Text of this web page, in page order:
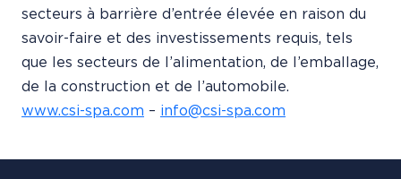
secteurs à barrière d’entrée élevée en raison du
savoir-faire et des investissements requis, tels
que les secteurs de l’alimentation, de l’emballage,
de la construction et de l’automobile.
www.csi-spa.com – info@csi-spa.com